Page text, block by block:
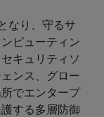
なり、守るサ
ピューティン
キュリティソ
ンス、グロー
でエンタープ
する多層防御